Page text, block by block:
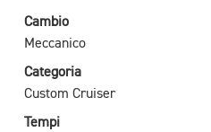
Cambio
Meccanico
Categoria
Custom Cruiser
Tempi